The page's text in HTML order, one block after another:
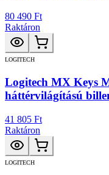
80 490 Ft
Raktáron
LOGITECH
Logitech MX Keys
háttérvilágítású
41 805 Ft
Raktáron
LOGITECH